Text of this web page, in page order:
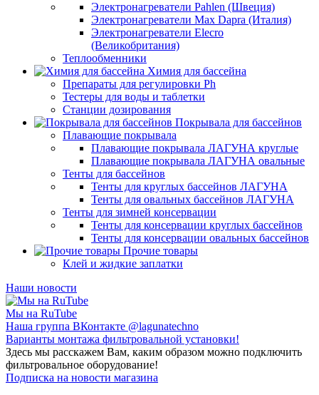
Электронагреватели Pahlen (Швеция)
Электронагреватели Max Dapra (Италия)
Электронагреватели Elecro
(Великобритания)
Теплообменники
Химия для бассейна
Препараты для регулировки Ph
Тестеры для воды и таблетки
Станции дозирования
Покрывала для бассейнов
Плавающие покрывала
Плавающие покрывала ЛАГУНА круглые
Плавающие покрывала ЛАГУНА овальные
Тенты для бассейнов
Тенты для круглых бассейнов ЛАГУНА
Тенты для овальных бассейнов ЛАГУНА
Тенты для зимней консервации
Тенты для консервации круглых бассейнов
Тенты для консервации овальных бассейнов
Прочие товары
Клей и жидкие заплатки
Наши новости
Мы на RuTube
Наша группа ВКонтакте @lagunatechno
Варианты монтажа фильтровальной установки!
Здесь мы расскажем Вам, каким образом можно подключить
фильтровальное оборудование!
Подписка на новости магазина